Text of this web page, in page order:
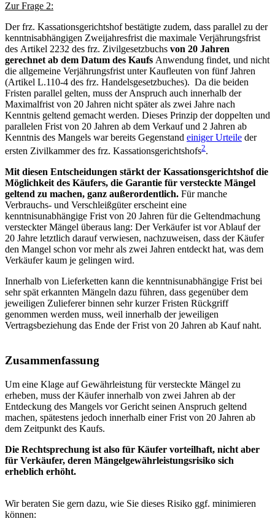
Zur Frage 2:
Der frz. Kassationsgerichtshof bestätigte zudem, dass parallel zu der
kenntnisabhängigen Zweijahresfrist die maximale Verjährungsfrist
des Artikel 2232 des frz. Zivilgesetzbuchs von 20 Jahren
gerechnet ab dem Datum des Kaufs Anwendung findet, und nicht
die allgemeine Verjährungsfrist unter Kaufleuten von fünf Jahren
(Artikel L.110-4 des frz. Handelsgesetzbuches). Da die beiden
Fristen parallel gelten, muss der Anspruch auch innerhalb der
Maximalfrist von 20 Jahren nicht später als zwei Jahre nach
Kenntnis geltend gemacht werden. Dieses Prinzip der doppelten und
parallelen Frist von 20 Jahren ab dem Verkauf und 2 Jahren ab
Kenntnis des Mangels war bereits Gegenstand einiger Urteile der
ersten Zivilkammer des frz. Kassationsgerichtshofs2.
Mit diesen Entscheidungen stärkt der Kassationsgerichtshof die
Möglichkeit des Käufers, die Garantie für versteckte Mängel
geltend zu machen, ganz außerordentlich. Für manche
Verbrauchs- und Verschleißgüter erscheint eine
kenntnisunabhängige Frist von 20 Jahren für die Geltendmachung
versteckter Mängel überaus lang: Der Verkäufer ist vor Ablauf der
20 Jahre letztlich darauf verwiesen, nachzuweisen, dass der Käufer
den Mangel schon vor mehr als zwei Jahren entdeckt hat, was dem
Verkäufer kaum je gelingen wird.
Innerhalb von Lieferketten kann die kenntnisunabhängige Frist bei
sehr spät erkannten Mängeln dazu führen, dass gegenüber dem
jeweiligen Zulieferer binnen sehr kurzer Fristen Rückgriff
genommen werden muss, weil innerhalb der jeweiligen
Vertragsbeziehung das Ende der Frist von 20 Jahren ab Kauf naht.
Zusammenfassung
Um eine Klage auf Gewährleistung für versteckte Mängel zu
erheben, muss der Käufer innerhalb von zwei Jahren ab der
Entdeckung des Mangels vor Gericht seinen Anspruch geltend
machen, spätestens jedoch innerhalb einer Frist von 20 Jahren ab
dem Zeitpunkt des Kaufs.
Die Rechtsprechung ist also für Käufer vorteilhaft, nicht aber
für Verkäufer, deren Mängelgewährleistungsrisiko sich
erheblich erhöht.
Wir beraten Sie gern dazu, wie Sie dieses Risiko ggf. minimieren
können: